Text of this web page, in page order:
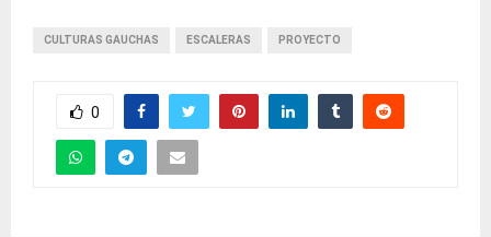
CULTURAS GAUCHAS ESCALERAS PROYECTO
0